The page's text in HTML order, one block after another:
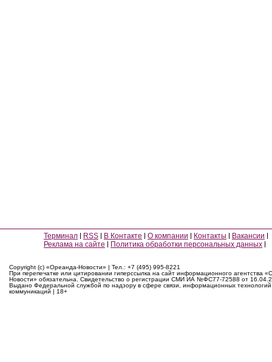
Терминал RSS В Контакте О компании Контакты
Вакансии
Реклама на сайте
Политика обработки персональных данных
Copyright (c) «Ореанда-Новости» | Тел.: +7 (495) 995-8221
При перепечатке или цитировании гиперссылка на сайт информационного агентства
Новости» обязательна. Свидетельство о регистрации СМИ ИА №ФС77-72588 от
Выдано Федеральной службой по надзору в сфере связи, информационных
коммуникаций | 18+